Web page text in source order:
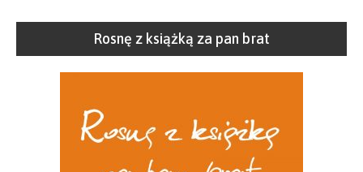
Rosnę z książką za pan brat